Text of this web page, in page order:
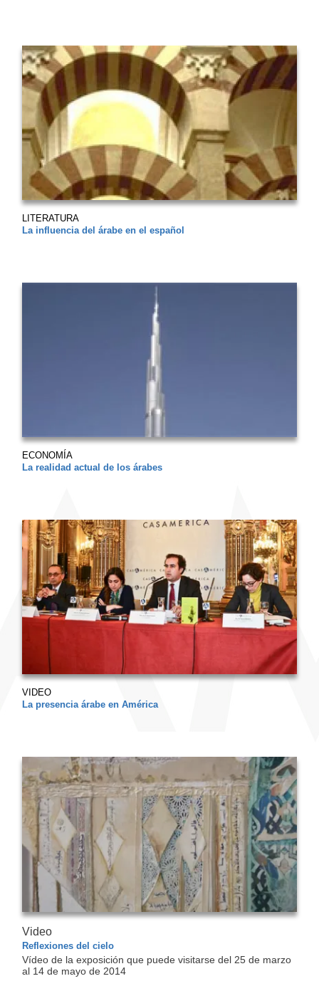
LITERATURA
La influencia del árabe en el español
ECONOMÍA
La realidad actual de los árabes
VIDEO
La presencia árabe en América
Video
Reflexiones del cielo
Vídeo de la exposición que puede visitarse del 25 de marzo
al 14 de mayo de 2014